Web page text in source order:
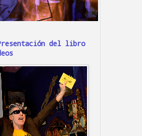
Presentación del libro